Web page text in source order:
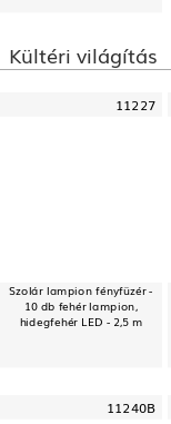
Kültéri világítás
11227
Szolár lampion fényfüzér -
10 db fehér lampion,
hidegfehér LED - 2,5 m
11240B